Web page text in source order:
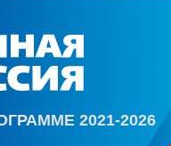
2021-2026